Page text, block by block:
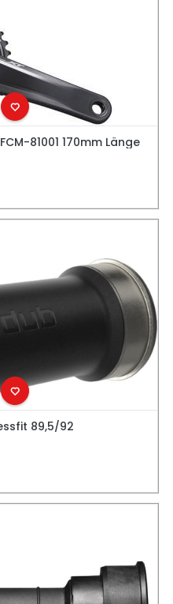
81001 170mm Länge
89,5/92